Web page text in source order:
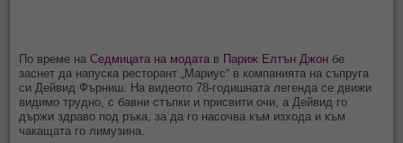
По време наСедмицата на модата в Париж Елтън Джон бе
заснет да напуска ресторант „Мариус“ в компанията на съпруга
си Дейвид Фърниш. На видеото 78-годишната легенда се движи
видимо трудно, с бавни стъпки и присвити очи, а Дейвид го
държи здраво под ръка, за да го насочва към изхода и към
чакащата го лимузина.